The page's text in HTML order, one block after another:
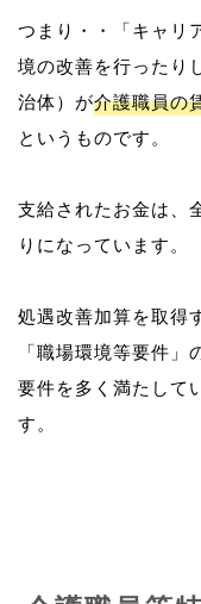
つまり・・「キャリ
境の改善を行ったり
治体）が介護職員の
というものです。
支給されたお金は、
りになっています。
処遇改善加算を取得
「職場環境等要件」
要件を多く満たして
す。